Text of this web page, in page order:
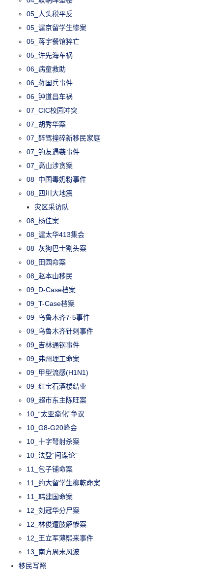
05_人头税平反
05_渥京留学生惨案
05_蒋宇餐馆猝亡
05_许先海车祸
06_病童救助
06_蒋国兵事件
06_钟道昌车祸
07_CIC校园冲突
07_胡秀华案
07_醉驾撞碎新移民家庭
07_钓友遇袭事件
07_高山涉贪案
08_中国毒奶粉事件
08_四川大地震
灾区采访队
08_杨佳案
08_渥太华413集会
08_灰狗巴士割头案
08_田园命案
08_赵本山移民
09_D-Case档案
09_T-Case档案
09_乌鲁木齐7·5事件
09_乌鲁木齐针刺事件
09_吉林通钢事件
09_弗州理工命案
09_甲型流感(H1N1)
09_红宝石酒楼结业
09_超市东主陈旺案
10_“太亚裔化”争议
10_G8-G20峰会
10_十字弩射杀案
10_法登“间谍论”
11_包子铺命案
11_约大留学生柳乾命案
11_韩建国命案
12_刘冠华分尸案
12_林俊遭肢解惨案
12_王立军薄熙来事件
13_南方周末风波
移民写照